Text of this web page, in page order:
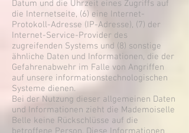
Datum und die Uhrzeit eines Zugriffs auf
die Internetseite, (6) eine Internet-
Protokoll-Adresse (IP-Adresse), (7) der
Internet-Service-Provider des
zugreifenden Systems und (8) sonstige
ähnliche Daten und Informationen, die der
Gefahrenabwehr im Falle von Angriffen
auf unsere informationstechnologischen
Systeme dienen.
Bei der Nutzung dieser allgemeinen Daten
und Informationen zieht die Mademoiselle
Belle keine Rückschlüsse auf die